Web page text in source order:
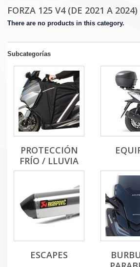
FORZA 125 V4 (DE 2021 A 2024)
There are no products in this category.
Subcategorías
PROTECCIÓN
FRÍO / LLUVIA
ESCAPES